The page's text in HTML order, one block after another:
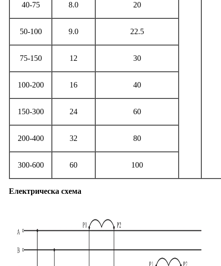
40-75 8.0 20
50-100 9.0 22.5
75-150 12 30
100-200 16 40
150-300 24 60
200-400 32 80
300-600 60 100
Електрическа схема